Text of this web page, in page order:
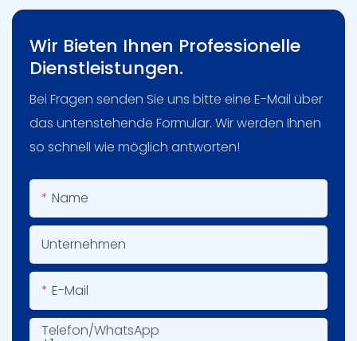
Wir Bieten Ihnen Professionelle
Dienstleistungen.
Bei Fragen senden Sie uns bitte eine E-Mail über
das untenstehende Formular. Wir werden Ihnen
so schnell wie möglich antworten!
Name
Unternehmen
E-Mail
Telefon/WhatsApp